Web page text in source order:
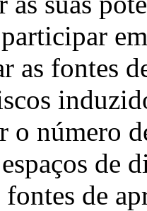
as fontes
o número
de
de